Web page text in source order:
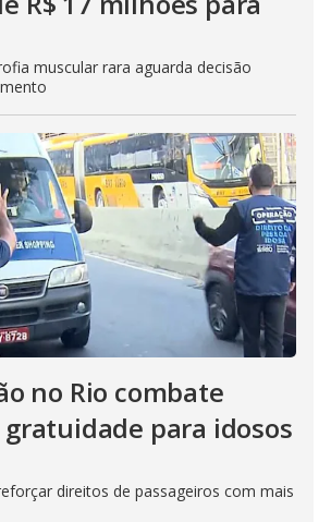
muscular rara aguarda decisão
no Rio combate
gratuidade para idosos
direitos de passageiros com mais